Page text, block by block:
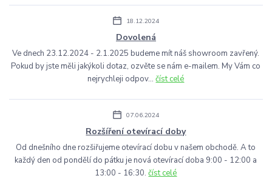
18.12.2024
Dovolená
Ve dnech 23.12.2024 - 2.1.2025 budeme mít náš showroom zavřený.
Pokud by jste měli jakýkoli dotaz, ozvěte se nám e-mailem. My Vám co
nejrychleji odpov...číst celé
07.06.2024
Rozšíření otevírací doby
Od dnešního dne rozšiřujeme otevírací dobu v našem obchodě. A to
každý den od pondělí do pátku je nová otevírací doba 9:00 - 12:00 a
13:00 - 16:30.číst celé